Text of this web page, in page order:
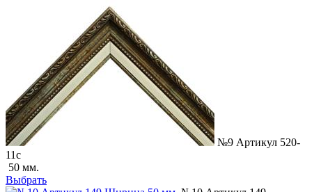
№9 Артикул 520-
11с
50 мм.
Выбрать